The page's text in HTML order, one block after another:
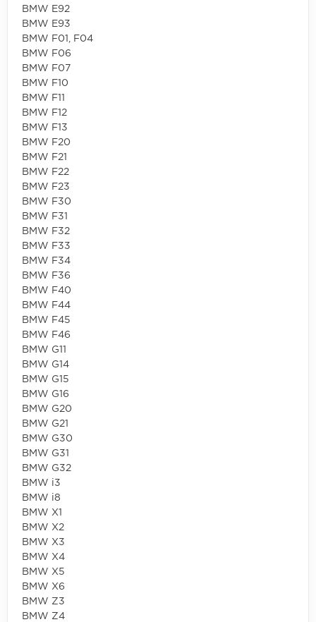
BMW E92
BMW E93
BMW F01, F04
BMW F06
BMW F07
BMW F10
BMW F11
BMW F12
BMW F13
BMW F20
BMW F21
BMW F22
BMW F23
BMW F30
BMW F31
BMW F32
BMW F33
BMW F34
BMW F36
BMW F40
BMW F44
BMW F45
BMW F46
BMW G11
BMW G14
BMW G15
BMW G16
BMW G20
BMW G21
BMW G30
BMW G31
BMW G32
BMW i3
BMW i8
BMW X1
BMW X2
BMW X3
BMW X4
BMW X5
BMW X6
BMW Z3
BMW Z4